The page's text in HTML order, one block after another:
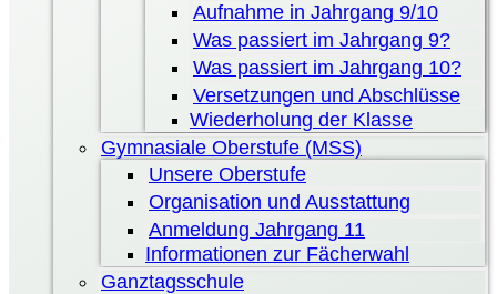
Aufnahme in Jahrgang 9/10
Was passiert im Jahrgang 9?
Was passiert im Jahrgang 10?
Versetzungen und Abschlüsse
Wiederholung der Klasse
Gymnasiale Oberstufe (MSS)
Unsere Oberstufe
Organisation und Ausstattung
Anmeldung Jahrgang 11
Informationen zur Fächerwahl
Ganztagsschule